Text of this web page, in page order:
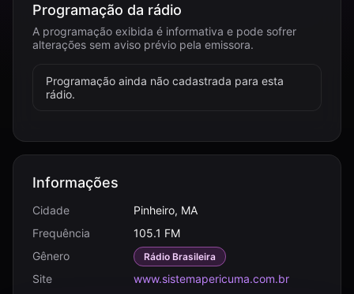
Programação da rádio
A programação exibida é informativa e pode sofrer
alterações sem aviso prévio pela emissora.
Programação ainda não cadastrada para esta
rádio.
Informações
Cidade
Pinheiro, MA
Frequência
105.1 FM
Gênero
Rádio Brasileira
Site
www.sistemapericuma.com.br